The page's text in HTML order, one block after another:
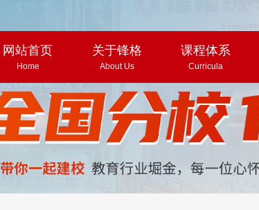
网站首页
Home
关于锋格
About Us
课程体系
Curricula